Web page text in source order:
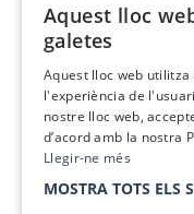
Aquest lloc
galetes
Aquest lloc web
l'experiència de
nostre lloc web,
d’acord amb la nostra
Llegir-ne més
MOSTRA TOTS ELS